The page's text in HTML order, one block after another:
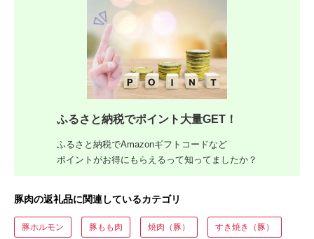
ふるさと納税でポイント大量GET！
ふるさと納税でAmazonギフトコードなど
ポイントがお得にもらえるって知ってましたか？
豚肉の返礼品に関連しているカテゴリ
豚ホルモン 豚もも肉 焼肉（豚） すき焼き（豚）